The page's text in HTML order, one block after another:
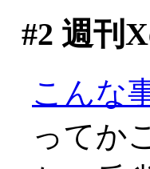
#2 週刊
こんな
ってか